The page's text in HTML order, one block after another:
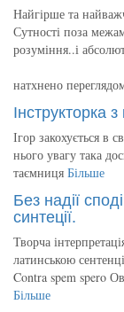
Найгірше та
Сутності поза
розуміння..і
натхнено
Інструкторка
Ігор закохується в
нього увагу така
таємниця Більше
Без надії
синтеції.
Творча
латинською
Contra spem spero
Більше